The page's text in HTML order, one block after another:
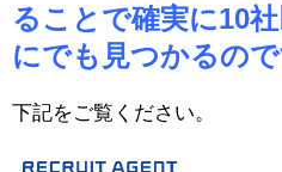
ることで確実に10
にでも見つかるので
下記をご覧ください。